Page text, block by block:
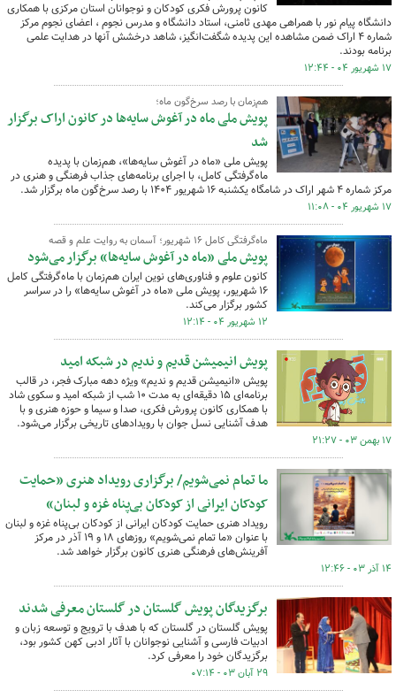
کانون پرورش فکری کودکان و نوجوانان استان مرکزی با همکاری
دانشگاه پیام نور با همراهی مهدی ثامنی، استاد دانشگاه و مدرس نجوم ، اعضای نجوم مرکز
شماره ۴ اراک ضمن مشاهده این پدیده شگفت‌انگیز، شاهد درخشش آنها در هدایت علمی
برنامه بودند.
۱۷ شهریور ۰۴ - ۱۲:۴۴
هم‌زمان با رصد سرخ‌گون ماه؛
پویش ملی ماه در آغوش سایه‌ها در کانون اراک برگزار
شد
پویش ملی «ماه در آغوش سایه‌ها»، هم‌زمان با پدیده
ماه‌گرفتگی کامل، با اجرای برنامه‌های جذاب فرهنگی و هنری در
مرکز شماره ۴ شهر اراک در شامگاه یکشنبه ۱۶ شهریور ۱۴۰۴ با رصد سرخ‌گون ماه برگزار شد.
۱۷ شهریور ۰۴ - ۱۱:۰۸
ماه‌گرفتگی کامل ۱۶ شهریور؛ آسمان به روایت علم و قصه
پویش ملی «ماه در آغوش سایه‌ها» برگزار می‌شود
کانون علوم و فناوری‌های نوین ایران هم‌زمان با ماه‌گرفتگی کامل
۱۶ شهریور، پویش ملی «ماه در آغوش سایه‌ها» را در سراسر
کشور برگزار می‌کند.
۱۲ شهریور ۰۴ - ۱۲:۱۴
پویش انیمیشن قدیم و ندیم در شبکه امید
پویش «انیمیشن قدیم و ندیم» ویژه دهه مبارک فجر، در قالب
برنامه‌ای‌ ۱۵ دقیقه‌ای به مدت ۱۰ شب از شبکه امید و سکوی شاد
با همکاری کانون پرورش فکری، صدا و سیما و حوزه هنری و با
هدف آشنایی نسل جوان با رویدادهای تاریخی برگزار می‌شود.
۱۷ بهمن ۰۳ - ۲۱:۲۷
ما تمام نمی‌شویم/ برگزاری رویداد هنری «حمایت
کودکان ایرانی از کودکان بی‌پناه غزه و لبنان»
رویداد هنری حمایت کودکان ایرانی از کودکان بی‌پناه غزه و لبنان
با عنوان «ما تمام نمی‌شویم» روزهای ۱۸ و ۱۹ آذر در مرکز
آفرینش‌های فرهنگی هنری کانون برگزار خواهد شد.
۱۴ آذر ۰۳ - ۱۲:۴۶
برگزیدگان پویش گلستان در گلستان معرفی شدند
پویش گلستان در گلستان که با هدف با ترویج و توسعه زبان و
ادبیات فارسی و آشنایی نوجوانان با آثار ادبی کهن کشور بود،
برگزیدگان خود را معرفی کرد.
۲۹ آبان ۰۳ - ۰۷:۱۴